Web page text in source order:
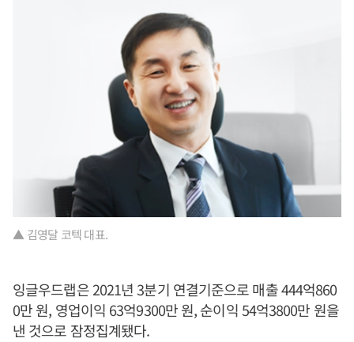
▲ 김영달 코텍 대표.
잉글우드랩은 2021년 3분기 연결기준으로 매출 444억860
0만 원, 영업이익 63억9300만 원, 순이익 54억3800만 원을
낸 것으로 잠정집계됐다.